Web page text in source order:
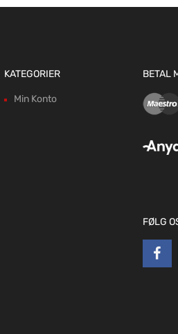
KATEGORIER
Min Konto
BETAL
FØLG